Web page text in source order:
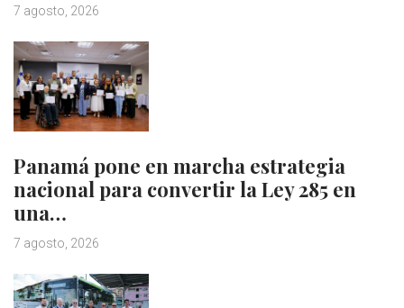
7 agosto, 2026
Panamá pone en marcha estrategia
nacional para convertir la Ley 285 en
una…
7 agosto, 2026